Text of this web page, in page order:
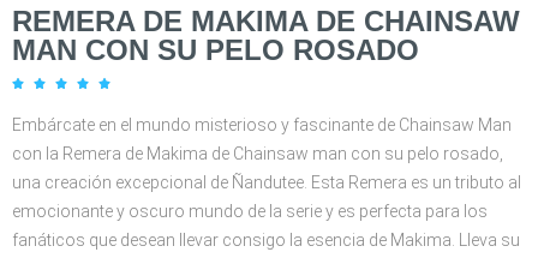
REMERA DE MAKIMA DE CHAINSAW
MAN CON SU PELO ROSADO
    
Embárcate en el mundo misterioso y fascinante de Chainsaw Man
con la Remera de Makima de Chainsaw man con su pelo rosado,
una creación excepcional de Ñandutee. Esta Remera es un tributo al
emocionante y oscuro mundo de la serie y es perfecta para los
fanáticos que desean llevar consigo la esencia de Makima. Lleva su